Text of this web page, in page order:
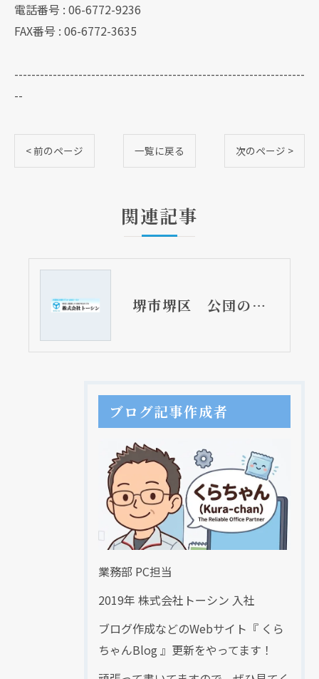
電話番号 : 06-6772-9236
FAX番号 : 06-6772-3635
--------------------------------------------------------------------
--
< 前のページ 一覧に戻る 次のページ >
関連記事
堺市堺区 公団の浴槽設置工事
ブログ記事作成者
業務部 PC担当
2019年 株式会社トーシン 入社
ブログ作成などのWebサイト『 くら
ちゃんBlog 』更新をやってます！